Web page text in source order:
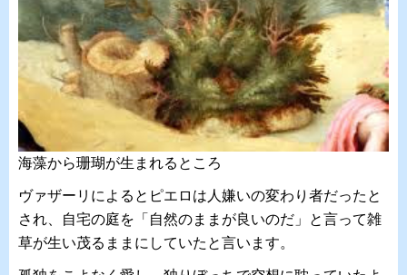
海藻から珊瑚が生まれるところ
ヴァザーリによるとピエロは人嫌いの変わり者だったと
され、自宅の庭を「自然のままが良いのだ」と言って雑
草が生い茂るままにしていたと言います。